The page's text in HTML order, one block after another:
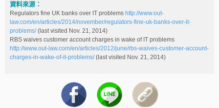
資料來源：
Regulators fine UK banks over IT problems http://www.out-
law.com/en/articles/2014/november/regulators-fine-uk-banks-over-it-
problems/(last visited Nov. 21, 2014)
RBS waives customer account charges in wake of IT problems
http://www.out-law.com/en/articles/2012/june/rbs-waives-customer-account-
charges-in-wake-of-it-problems/(last visited Nov. 21, 2014)